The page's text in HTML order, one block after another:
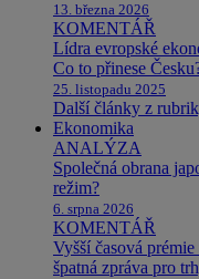
13. března 2026
KOMENTÁŘ
Lídra evropské
Co to přinese
25. listopadu 2025
Další články z
Ekonomika
ANALÝZA
Společná obrana
režim?
6. srpna 2026
KOMENTÁŘ
Vyšší časová
špatná zpráva pro